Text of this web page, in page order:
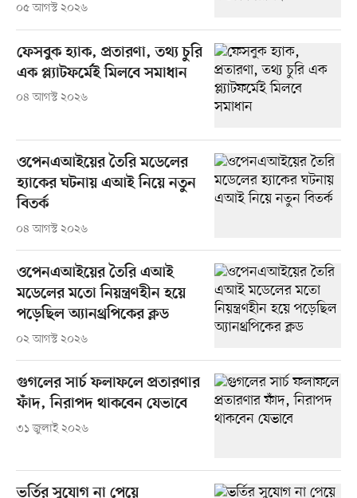
০৫ আগস্ট ২০২৬
ফেসবুক হ্যাক, প্রতারণা, তথ্য চুরি
এক প্ল্যাটফর্মেই মিলবে সমাধান
০৪ আগস্ট ২০২৬
ওপেনএআইয়ের তৈরি মডেলের
হ্যাকের ঘটনায় এআই নিয়ে নতুন
বিতর্ক
০৪ আগস্ট ২০২৬
ওপেনএআইয়ের তৈরি এআই
মডেলের মতো নিয়ন্ত্রণহীন হয়ে
পড়েছিল অ্যানথ্রপিকের ক্লড
০২ আগস্ট ২০২৬
গুগলের সার্চ ফলাফলে প্রতারণার
ফাঁদ, নিরাপদ থাকবেন যেভাবে
৩১ জুলাই ২০২৬
ভর্তির সুযোগ না পেয়ে